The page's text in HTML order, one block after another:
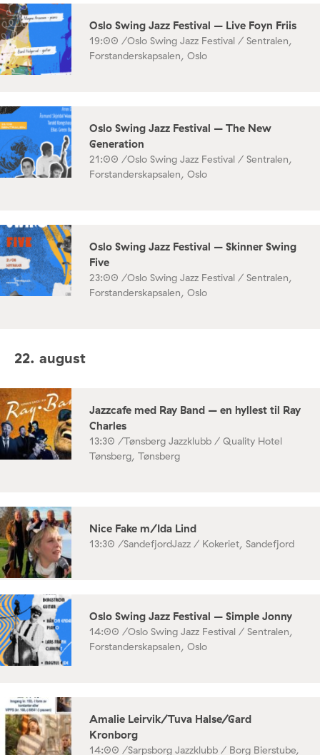
Oslo Swing Jazz Festival – Live Foyn Friis
19:00 /Oslo Swing Jazz Festival / Sentralen,
Forstanderskapsalen, Oslo
Oslo Swing Jazz Festival – The New
Generation
21:00 /Oslo Swing Jazz Festival / Sentralen,
Forstanderskapsalen, Oslo
Oslo Swing Jazz Festival – Skinner Swing
Five
23:00 /Oslo Swing Jazz Festival / Sentralen,
Forstanderskapsalen, Oslo
22. august
Jazzcafe med Ray Band – en hyllest til Ray
Charles
13:30 /Tønsberg Jazzklubb / Quality Hotel
Tønsberg, Tønsberg
Nice Fake m/Ida Lind
13:30 /SandefjordJazz / Kokeriet, Sandefjord
Oslo Swing Jazz Festival – Simple Jonny
14:00 /Oslo Swing Jazz Festival / Sentralen,
Forstanderskapsalen, Oslo
Amalie Leirvik/Tuva Halse/Gard
Kronborg
14:00 /Sarpsborg Jazzklubb / Borg Bierstube,